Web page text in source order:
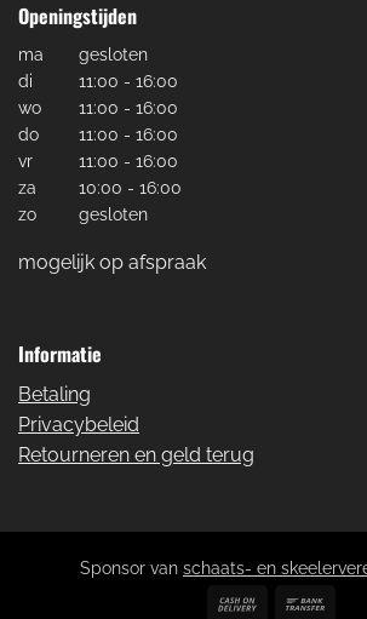
Openingstijden
ma
gesloten
di
11:00 - 16:00
wo
11:00 - 16:00
do
11:00 - 16:00
vr
11:00 - 16:00
za
10:00 - 16:00
zo
gesloten
mogelijk op afspraak
Informatie
Betaling
Privacybeleid
Retourneren en geld terug
Sponsor van schaats- en
Cash